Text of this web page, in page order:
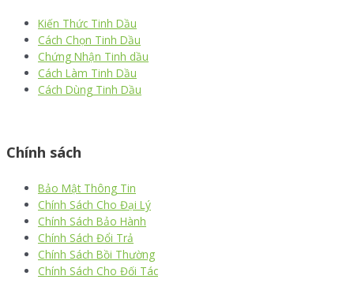
Kiến Thức Tinh Dầu
Cách Chọn Tinh Dầu
Chứng Nhận Tinh dầu
Cách Làm Tinh Dầu
Cách Dùng Tinh Dầu
Chính sách
Bảo Mật Thông Tin
Chính Sách Cho Đại Lý
Chính Sách Bảo Hành
Chính Sách Đổi Trả
Chính Sách Bồi Thường
Chính Sách Cho Đối Tác